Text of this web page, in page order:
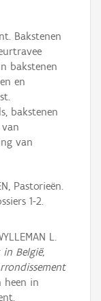
Bakstenen
bakstenen
en
bakstenen
van
Pastorieën.
1-2.
L.
België,
heen in